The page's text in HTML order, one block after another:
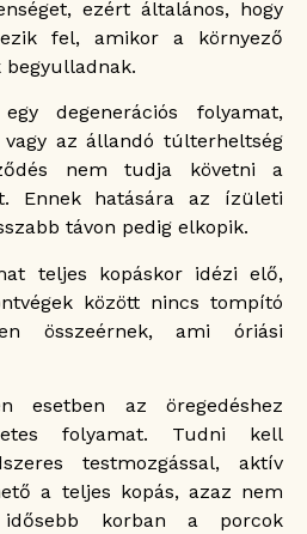
ezért általános, hogy
fel, amikor a környező
degenerációs folyamat,
az állandó túlterheltség
nem tudja követni a
Ennek hatására az ízületi
távon pedig elkopik.
teljes kopáskor idézi elő,
között nincs tompító
összeérnek, ami óriási
esetben az öregedéshez
folyamat. Tudni kell
testmozgással, aktív
a teljes kopás, azaz nem
idősebb korban a porcok